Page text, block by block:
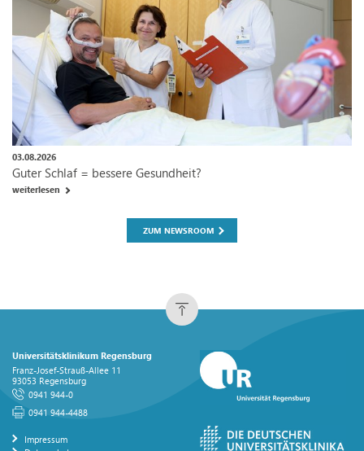
03.08.2026
Guter Schlaf = bessere Gesundheit?
weiterlesen
ZUM NEWSROOM
Universitätsklinikum Regensburg
Franz-Josef-Strauß-Allee 11
93053 Regensburg
0941 944-0
0941 944-4488
Impressum